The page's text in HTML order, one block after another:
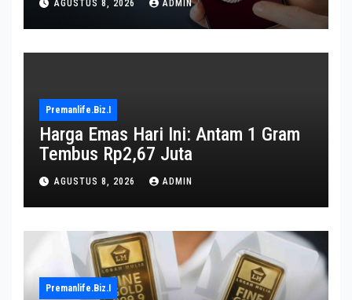
AGUSTUS 8, 2026 ADMIN
Premanlife.biz.i
Harga Emas Hari Ini: Antam 1 Gram
Tembus Rp2,67 Juta
AGUSTUS 8, 2026 ADMIN
Premanlife.biz.i